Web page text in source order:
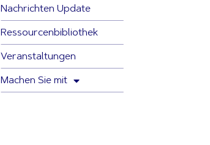
Nachrichten Update
Ressourcenbibliothek
Veranstaltungen
Machen Sie mit